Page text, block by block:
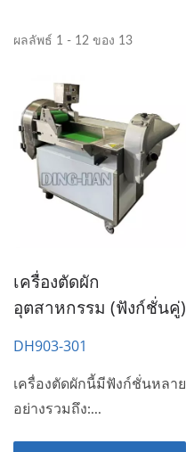
ผลลัพธ์ 1 - 12 ของ 13
เครื่องตัดผัก
อุตสาหกรรม (ฟังก์ชั่นคู่)
DH903-301
เครื่องตัดผักนี้มีฟังก์ชั่นหลาย
อย่างรวมถึง:...